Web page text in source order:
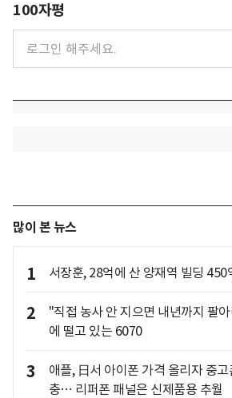
100자평
많이 본 뉴스
1 서장훈, 28억에 산 양재역 빌딩 450
2
"직접 농사 안 지으면 내년까지 팔
에 떨고 있는 6070
3
애플, 日서 아이폰 가격 올리자 중
충… 리퍼폰 패널은 신제품용 추월